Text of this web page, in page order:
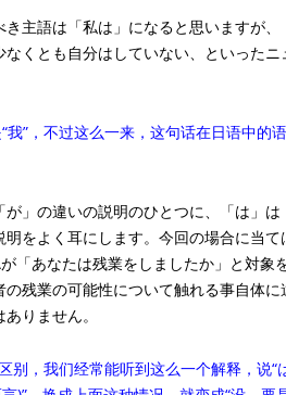
語は「私は」になると思いますが、
くとも自分はしていない、といった
”，不过这么一来，这句话在日语中的
の違いの説明のひとつに、「は」は
をよく耳にします。今回の場合に当
「あなたは残業をしましたか」と対象
残業の可能性について触れる事自体
りません。
，我们经常能听到这么一个解释，说“